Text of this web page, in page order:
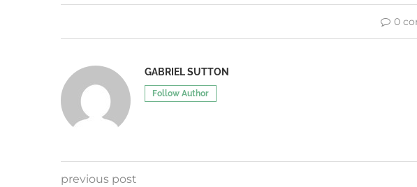
0
GABRIEL SUTTON
Follow Author
previous post